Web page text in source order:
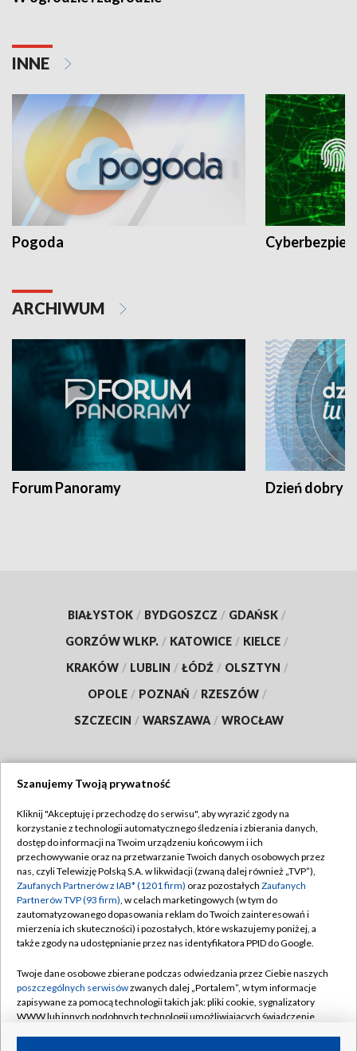
INNE
Pogoda
ARCHIWUM
Forum Panoramy Dzień dobry
BIAŁYSTOK / BYDGOSZCZ / GDAŃSK /
GORZÓW WLKP. / KATOWICE / KIELCE /
KRAKÓW / LUBLIN / ŁÓDŹ / OLSZTYN /
OPOLE / POZNAŃ / RZESZÓW /
SZCZECIN / WARSZAWA / WROCŁAW
TVP
Abonament TVP
Emisja w TVP
Centrum informacji TVP
Naziemna Telewizja Cyfrowa
Rada Programowa
System NOS
Informacje o nadawcy
Regulamin TVP
Polityka prywatności
Moje zgody
Pomoc
Kontakt
Kanały
Szanujemy Twoją prywatność
Kliknij "Akceptuję i przechodzę do serwisu", aby wyrazić zgody na
korzystanie z technologii automatycznego śledzenia i zbierania danych,
dostęp do informacji na Twoim urządzeniu końcowym i ich
przechowywanie oraz na przetwarzanie Twoich danych osobowych przez
nas, czyli Telewizję Polską S.A. w likwidacji (zwaną dalej również „TVP”),
Zaufanych Partnerów z IAB* (1201 firm) oraz pozostałych Zaufanych
Partnerów TVP (93 firm), w celach marketingowych (w tym do
zautomatyzowanego dopasowania reklam do Twoich zainteresowań i
mierzenia ich skuteczności) i pozostałych, które wskazujemy poniżej, a
także zgody na udostępnianie przez nas identyfikatora PPID do Google.
Twoje dane osobowe zbierane podczas odwiedzania przez Ciebie naszych
poszczególnych serwisówzwanych dalej „Portalem”, w tym informacje
zapisywane za pomocą technologii takich jak: pliki cookie, sygnalizatory
WWW lub innych podobnych technologii umożliwiających świadczenie